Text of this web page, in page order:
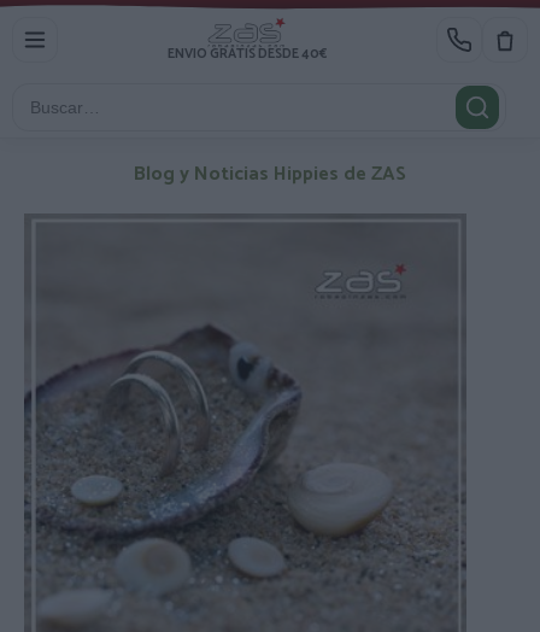
ENVIO GRATIS DESDE 40€
Blog y Noticias Hippies de ZAS